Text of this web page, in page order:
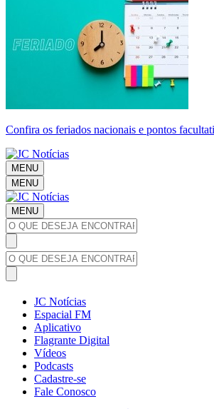
Confira os feriados nacionais e pontos
MENU
MENU
MENU
JC Notícias
Espacial FM
Aplicativo
Flagrante Digital
Vídeos
Podcasts
Cadastre-se
Fale Conosco